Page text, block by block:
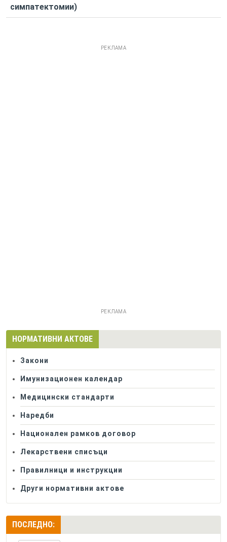
симпатектомии)
РЕКЛАМА
РЕКЛАМА
НОРМАТИВНИ АКТОВЕ
Закони
Имунизационен календар
Медицински стандарти
Наредби
Национален рамков договор
Лекарствени списъци
Правилници и инструкции
Други нормативни актове
ПОСЛЕДНО: